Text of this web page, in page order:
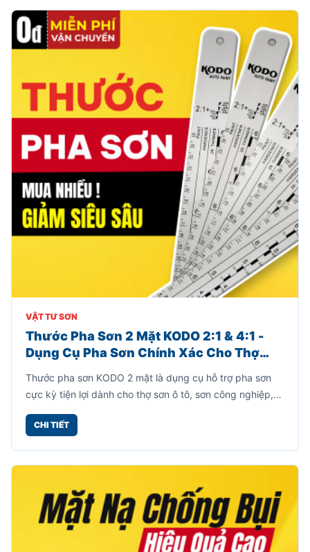
VẬT TƯ SƠN
Thước Pha Sơn 2 Mặt KODO 2:1 & 4:1 -
Dụng Cụ Pha Sơn Chính Xác Cho Thợ
Thước pha sơn KODO 2 mặt là dụng cụ hỗ trợ pha sơn
cực kỳ tiện lợi dành cho thợ sơn ô tô, sơn công nghiệp,
lệ kỹ thuật.
CHI TIẾT